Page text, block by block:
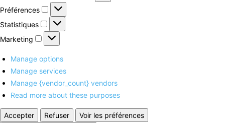
Préférences
Préférences
Statistiques
Statistiques
Marketing
Marketing
Manage options
Manage services
Manage {vendor_count} vendors
Read more about these purposes
Accepter Refuser
Voir les préférences